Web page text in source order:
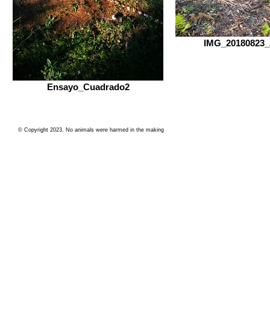
Ensayo_Cuadrado2
© Copyright 2023. No animals were harmed in the making